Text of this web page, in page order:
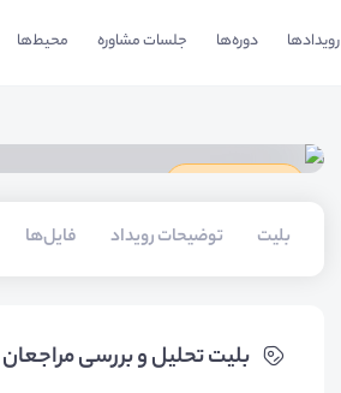
رویدادها دوره‌ها جلسات مشاوره محیط‌ها
بلیت‌ توضیحات رویداد فایل‌ها
بلیت‌ تحلیل و بررسی مراجعان